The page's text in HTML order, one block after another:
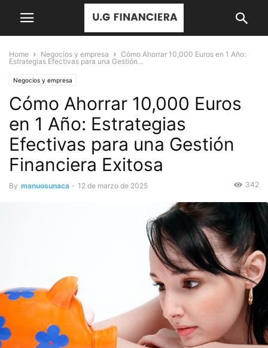
Home Negocios y empresa
Cómo Ahorrar 10,000 Euros en 1 Año:
Estrategias Efectivas para una Gestión...
Negocios y empresa
Cómo Ahorrar 10,000 Euros
en 1 Año: Estrategias
Efectivas para una Gestión
Financiera Exitosa
By manuosunaca - 12 de marzo de 2025 342